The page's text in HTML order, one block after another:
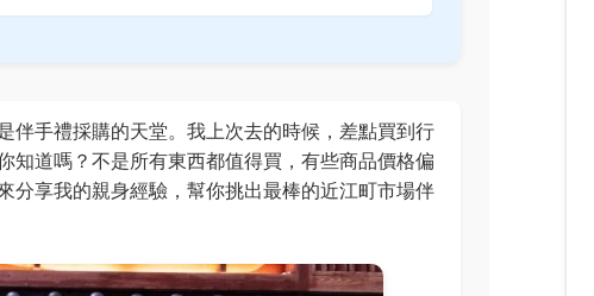
伴手禮採購的天堂。我上次去的時候，差點買到行
知道嗎？不是所有東西都值得買，有些商品價格偏
分享我的親身經驗，幫你挑出最棒的近江町市場伴